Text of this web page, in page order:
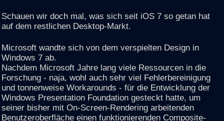
Schauen wir doch mal, was sich seit iOS 7 so getan hat
auf dem restlichen Desktop-Markt.
Microsoft wandte sich von dem verspielten Design in
Windows 7 ab.
Nachdem Microsoft Jahre lang viele Ressourcen in die
Forschung - naja, wohl auch sehr viel Fehlerbereinigung
und tonnenweise Workarounds - für die Entwicklung der
Windows Presentation Foundation gesteckt hatte, um
seiner bisher mit On-Screen-Rendering arbeitenden
Benutzeroberfläche einen funktionierenden Composite-